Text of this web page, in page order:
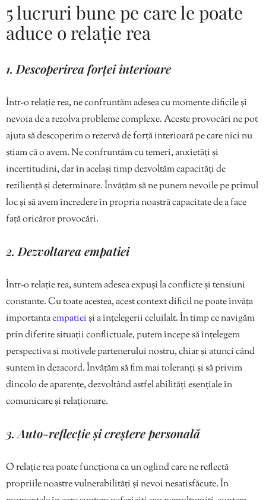
5 lucruri bune pe care le poate
aduce o relație rea
1. Descoperirea forței interioare
Într-o relație rea, ne confruntăm adesea cu momente dificile și
nevoia de a rezolva probleme complexe. Aceste provocări ne pot
ajuta să descoperim o rezervă de forță interioară pe care nici nu
știam că o avem. Ne confruntăm cu temeri, anxietăți și
incertitudini, dar în același timp dezvoltăm capacități de
reziliență și determinare. Învățăm să ne punem nevoile pe primul
loc și să avem încredere în propria noastră capacitate de a face
față oricăror provocări.
2. Dezvoltarea empatiei
Într-o relație rea, suntem adesea expuși la conflicte și tensiuni
constante. Cu toate acestea, acest context dificil ne poate învăța
importantaempatieiși a înțelegerii celuilalt. În timp ce navigăm
prin diferite situații conflictuale, putem începe să înțelegem
perspectiva și motivele partenerului nostru, chiar și atunci când
suntem în dezacord. Învățăm să fim mai toleranți și să privim
dincolo de aparențe, dezvoltând astfel abilități esențiale în
comunicare și relaționare.
3. Auto-reflecție și creștere personală
O relație rea poate funcționa ca un oglind care ne reflectă
propriile noastre vulnerabilități și nevoi nesatisfăcute. În